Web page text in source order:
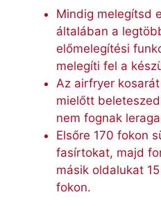
Mindig melegítsd
általában a
előmelegítési
melegíti fel a
Az airfryer
mielőtt
nem fognak
Elsőre 170 fokon
fasírtokat, majd
másik oldalukat
fokon.